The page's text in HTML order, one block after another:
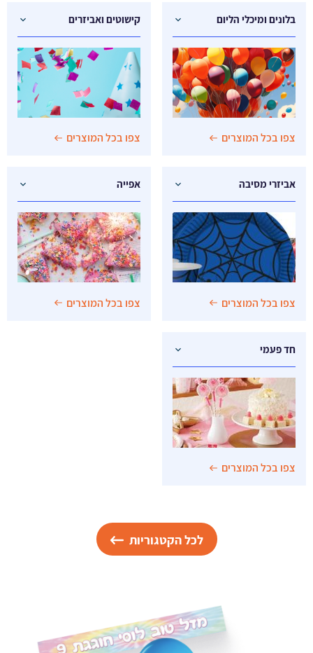
בלונים ומיכלי הליום
צפו בכל המוצרים
קישוטים ואביזרים
צפו בכל המוצרים
אביזרי מסיבה
צפו בכל המוצרים
אפייה
צפו בכל המוצרים
חד פעמי
צפו בכל המוצרים
לכל הקטגוריות